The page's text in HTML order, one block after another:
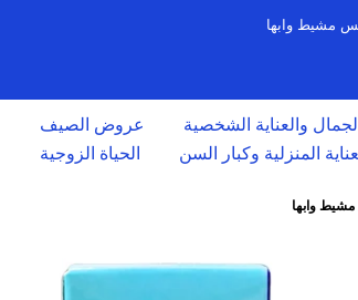
عروض الصيف والعناية الشخصية
الحياة الزوجية
المنزلية وكبار السن